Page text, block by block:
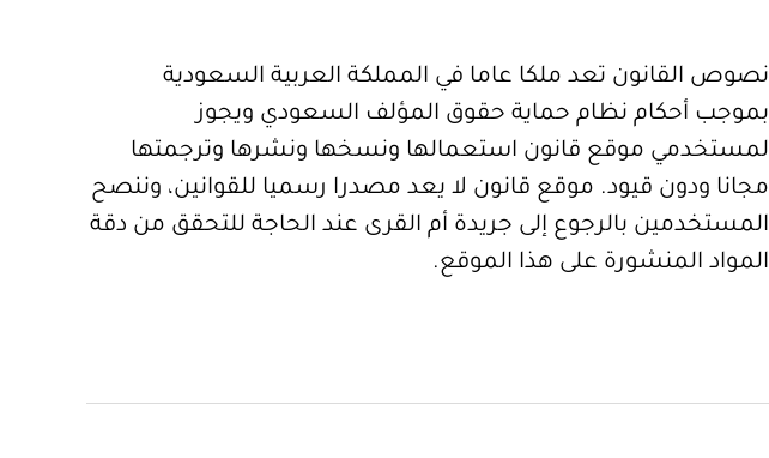
نصوص القانون تعد ملكا عاما في المملكة العربية السعودية
بموجب أحكام نظام حماية حقوق المؤلف السعودي ويجوز
لمستخدمي موقع قانون استعمالها ونسخها ونشرها وترجمتها
مجانا ودون قيود. موقع قانون لا يعد مصدرا رسميا للقوانين، وننصح
المستخدمين بالرجوع إلى جريدة أم القرى عند الحاجة للتحقق من دقة
المواد المنشورة على هذا الموقع.